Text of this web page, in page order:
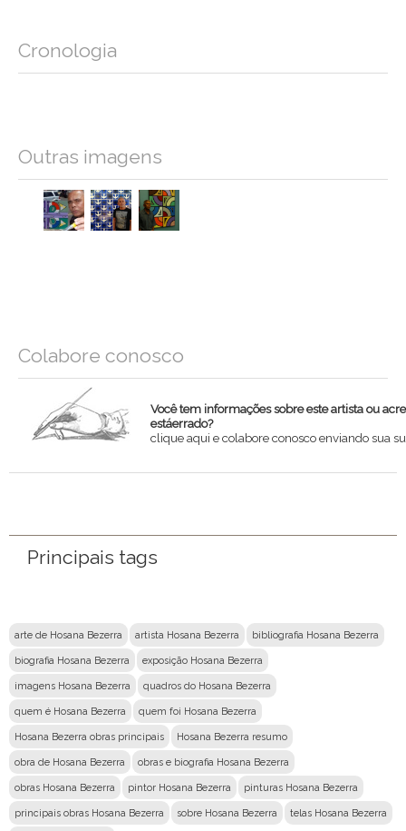
Cronologia
Outras imagens
Colabore conosco
Você tem informações sobre este artista ou
estáerrado?
clique aqui e colabore conosco enviando sua
Principais tags
arte de Hosana Bezerra artista Hosana Bezerra bibliografia Hosana Bezerra
biografia Hosana Bezerra exposição Hosana Bezerra
imagens Hosana Bezerra quadros do Hosana Bezerra
quem é Hosana Bezerra quem foi Hosana Bezerra
Hosana Bezerra obras principais Hosana Bezerra resumo
obra de Hosana Bezerra obras e biografia Hosana Bezerra
obras Hosana Bezerra pintor Hosana Bezerra pinturas Hosana Bezerra
principais obras Hosana Bezerra sobre Hosana Bezerra telas Hosana Bezerra